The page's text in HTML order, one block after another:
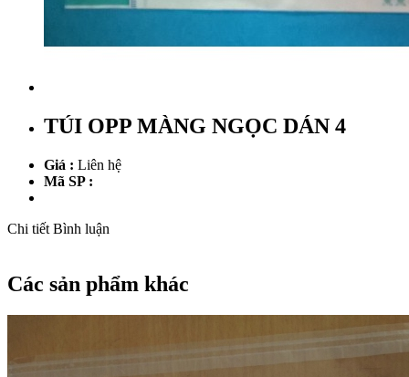
TÚI OPP MÀNG NGỌC DÁN 4
Giá : Liên hệ
Mã SP :
Chi tiết Bình luận
Các sản phẩm khác